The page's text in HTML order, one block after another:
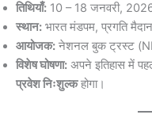
तिथियाँ: 10 – 18 जनवरी,
स्थान: भारत मंडपम, प्रगति
आयोजक: नेशनल बुक ट्रस्ट
विशेष घोषणा: अपने इतिहास में
प्रवेश निःशुल्कहोगा।